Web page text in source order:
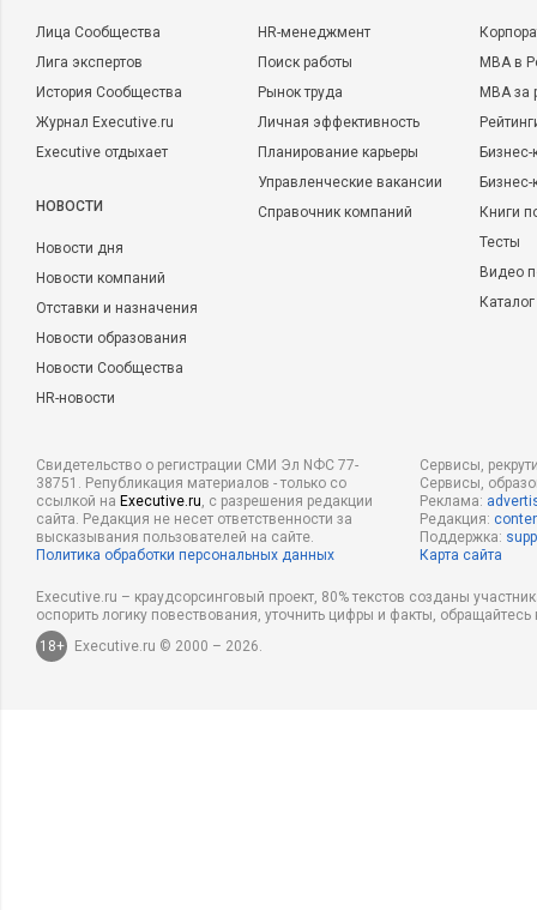
Лица Сообщества
Лига экспертов
История Сообщества
Журнал Executive.ru
Executive отдыхает
НОВОСТИ
Новости дня
Новости компаний
Отставки и назначения
Новости образования
Новости Сообщества
HR-новости
HR-менеджмент
Поиск работы
Рынок труда
Личная эффективность
Планирование карьеры
Управленческие вакансии
Справочник компаний
MBA в
MBA
Бизнес-
Книги
Тесты
Видео
Свидетельство о регистрации СМИ Эл NФС 77-
38751. Републикация материалов - только со
ссылкой на Executive.ru, с разрешения редакции
сайта. Редакция не несет ответственности за
высказывания пользователей на сайте.
Политика обработки персональных данных
Сервисы,
Сервисы,
Реклама:
Редакция:
Поддержка:
Карта сайта
Executive.ru – краудсорсинговый проект, 80% текстов созданы
оспорить логику повествования, уточнить цифры и факты,
18+
Executive.ru © 2000 – 2026.